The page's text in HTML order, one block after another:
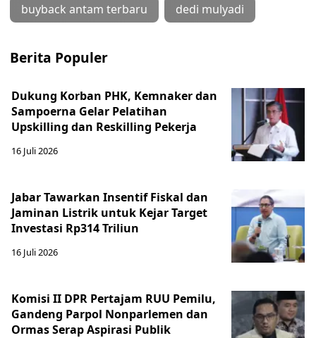
buyback antam terbaru dedi mulyadi
Berita Populer
Dukung Korban PHK, Kemnaker dan
Sampoerna Gelar Pelatihan
Upskilling dan Reskilling Pekerja
16 Juli 2026
Jabar Tawarkan Insentif Fiskal dan
Jaminan Listrik untuk Kejar Target
Investasi Rp314 Triliun
16 Juli 2026
Komisi II DPR Pertajam RUU Pemilu,
Gandeng Parpol Nonparlemen dan
Ormas Serap Aspirasi Publik